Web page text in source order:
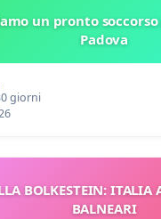
un pronto
Padova
giorni
BOLKESTEIN: ITALIA
BALNEARI